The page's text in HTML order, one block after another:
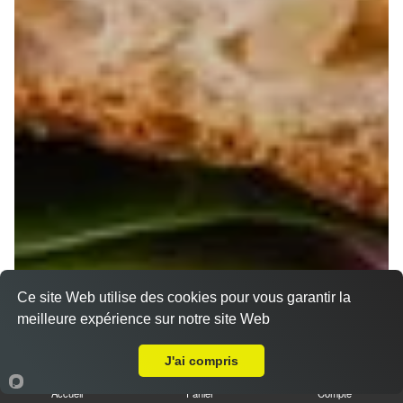
Accueil Panier Compte
Ce site Web utilise des cookies pour vous garantir la
meilleure expérience sur notre site Web
J'ai compris